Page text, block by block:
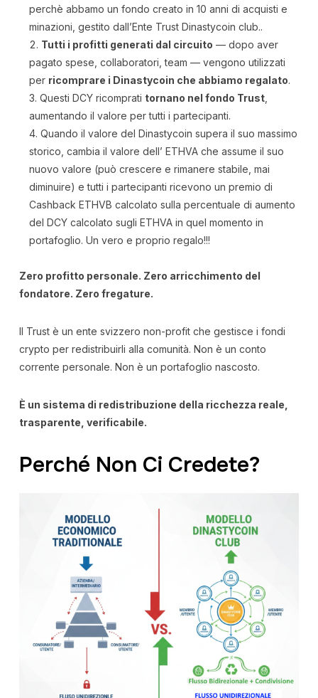
perchè abbamo un fondo creato in 10 anni di acquisti e
minazioni, gestito dall’Ente Trust Dinastycoin club..
Tutti i profitti generati dal circuito — dopo aver
pagato spese, collaboratori, team — vengono utilizzati
per ricomprare i Dinastycoin che abbiamo regalato.
Questi DCY ricomprati tornano nel fondo Trust,
aumentando il valore per tutti i partecipanti.
Quando il valore del Dinastycoin supera il suo massimo
storico, cambia il valore dell’ ETHVA che assume il suo
nuovo valore (può crescere e rimanere stabile, mai
diminuire) e tutti i partecipanti ricevono un premio di
Cashback ETHVB calcolato sulla percentuale di aumento
del DCY calcolato sugli ETHVA in quel momento in
portafoglio. Un vero e proprio regalo!!!
Zero profitto personale. Zero arricchimento del
fondatore. Zero fregature.
Il Trust è un ente svizzero non-profit che gestisce i fondi
crypto per redistribuirli alla comunità. Non è un conto
corrente personale. Non è un portafoglio nascosto.
È un sistema di redistribuzione della ricchezza reale,
trasparente, verificabile.
Perché Non Ci Credete?